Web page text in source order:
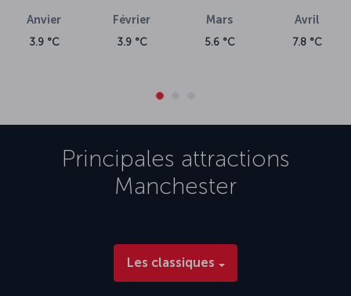
Anvier
3.9 °C
Février
3.9 °C
Mars
5.6 °C
Avril
7.8 °C
Principales attractions
Manchester
Les classiques